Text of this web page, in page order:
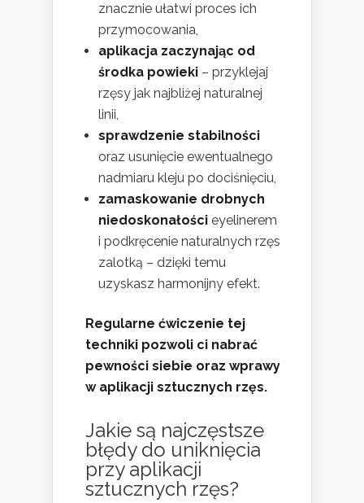
znacznie ułatwi proces ich
przymocowania,
aplikacja zaczynając od
środka powieki – przyklejaj
rzęsy jak najbliżej naturalnej
linii,
sprawdzenie stabilności
oraz usunięcie ewentualnego
nadmiaru kleju po dociśnięciu,
zamaskowanie drobnych
niedoskonałości eyelinerem
i podkręcenie naturalnych rzęs
zalotką – dzięki temu
uzyskasz harmonijny efekt.
Regularne ćwiczenie tej
techniki pozwoli ci nabrać
pewności siebie oraz wprawy
w aplikacji sztucznych rzęs.
Jakie są najczęstsze
błędy do uniknięcia
przy aplikacji
sztucznych rzęs?